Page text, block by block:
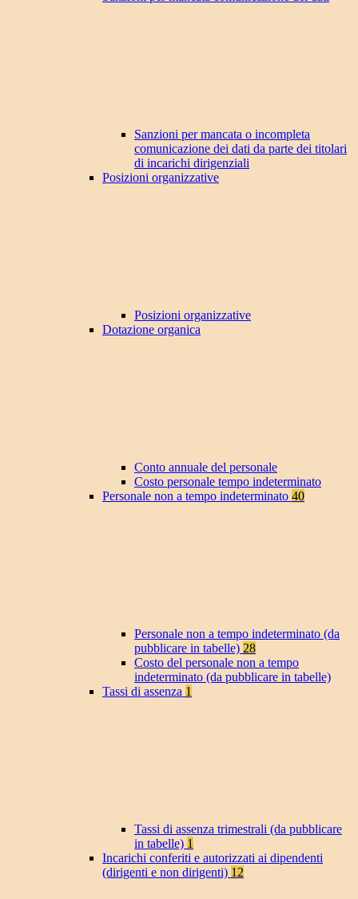
Sanzioni per mancata o incompleta
comunicazione dei dati da parte dei titolari
di incarichi dirigenziali
Posizioni organizzative
Posizioni organizzative
Dotazione organica
Conto annuale del personale
Costo personale tempo indeterminato
Personale non a tempo indeterminato 40
Personale non a tempo indeterminato (da
pubblicare in tabelle) 28
Costo del personale non a tempo
indeterminato (da pubblicare in tabelle)
Tassi di assenza 1
Tassi di assenza trimestrali (da pubblicare
in tabelle) 1
Incarichi conferiti e autorizzati ai dipendenti
(dirigenti e non dirigenti) 12